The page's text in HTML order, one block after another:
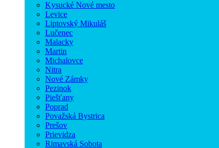
Kysucké Nové mesto
Levice
Liptovský Mikuláš
Lučenec
Malacky
Martin
Michalovce
Nitra
Nové Zámky
Pezinok
Piešťany
Poprad
Považská Bystrica
Prešov
Prievidza
Rimavská Sobota